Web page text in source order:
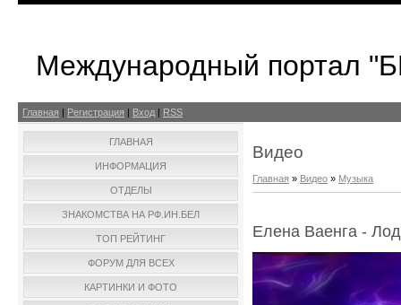
Международный портал
Главная | Регистрация | Вход | RSS
ГЛАВНАЯ
ИНФОРМАЦИЯ
ОТДЕЛЫ
ЗНАКОМСТВА НА РФ.ИН.БЕЛ
ТОП РЕЙТИНГ
ФОРУМ ДЛЯ ВСЕХ
КАРТИНКИ И ФОТО
Видео
Главная » Видео » Музыка
Елена Ваенга -